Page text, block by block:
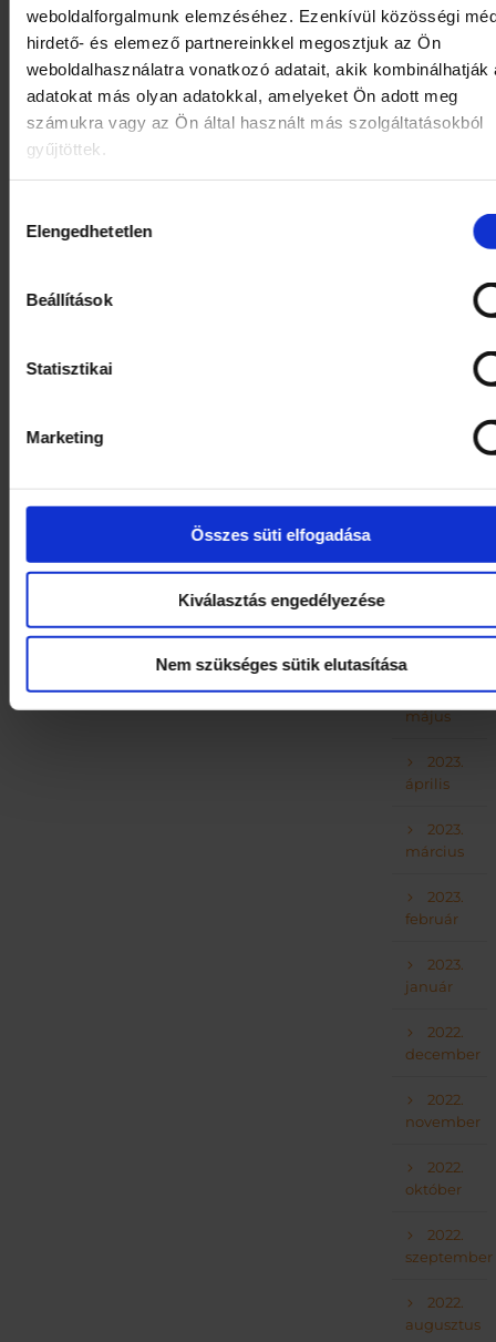
weboldalforgalmunk elemzéséhez. Ezenkívül közösségi
hirdető- és elemező partnereinkkel megosztjuk az Ön
weboldalhasználatra vonatkozó adatait, akik kombinálhatják
adatokat más olyan adatokkal, amelyeket Ön adott meg
számukra vagy az Ön által használt más szolgáltatásokból
gyűjtöttek.
kiválasztása
Elengedhetetlen
Beállítások
Statisztikai
Marketing
Összes süti elfogadása
Kiválasztás engedélyezése
Nem szükséges sütik elutasítása
2024.
augusztus
július
november
2023.
2023.
2023.
május
2023.
április
2023.
március
2023.
február
2023.
január
2022.
december
2022.
november
2022.
október
2022.
szeptember
2022.
augusztus